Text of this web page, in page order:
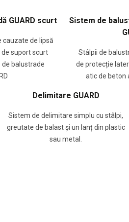
GUARD scurt
cauzate de lipsă
suport scurt
balustrade
Sistem de
Stâlpii de
de protecție
atic de beton
Delimitare GUARD
Sistem de delimitare simplu cu stâlpi,
greutate de balast și un lanț din plastic
sau metal.